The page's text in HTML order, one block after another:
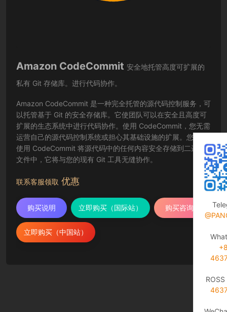
Amazon CodeCommit 安全地托管高度可扩展的
私有 Git 存储库。进行代码协作。
Amazon CodeCommit 是一种完全托管的源代码控制服务，可
以托管基于 Git 的安全存储库。它使团队可以在安全且高度可
扩展的生态系统中进行代码协作。使用 CodeCommit，您无需
运营自己的源代码控制系统或担心其基础设施的扩展。您可以
使用 CodeCommit 将源代码中的任何内容安全存储到二进制
文件中，它将与您的现有 Git 工具无缝协作。
联系客服领取 优惠
购买说明 立即购买（国际站） 购买咨询
立即购买（中国站）